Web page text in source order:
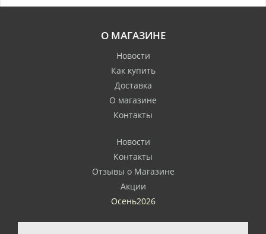
О МАГАЗИНЕ
Новости
Как купить
Доставка
О магазине
Контакты
Новости
Контакты
Отзывы о Магазине
Акции
Осень2026